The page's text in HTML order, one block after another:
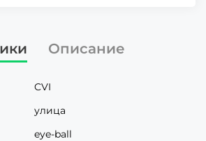
Описание
CVI
улица
eye-ball